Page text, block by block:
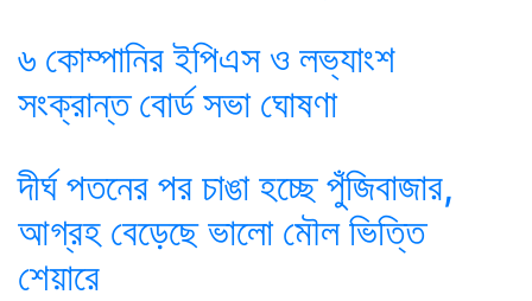
৬ কোম্পানির ইপিএস ও লভ্যাংশ
সংক্রান্ত বোর্ড সভা ঘোষণা
দীর্ঘ পতনের পর চাঙা হচ্ছে পুঁজিবাজার,
আগ্রহ বেড়েছে ভালো মৌল ভিত্তি
শেয়ারে